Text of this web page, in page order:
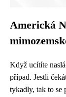
Americká
Když ucítíte
případ. Jestli
tykadly, tak to se